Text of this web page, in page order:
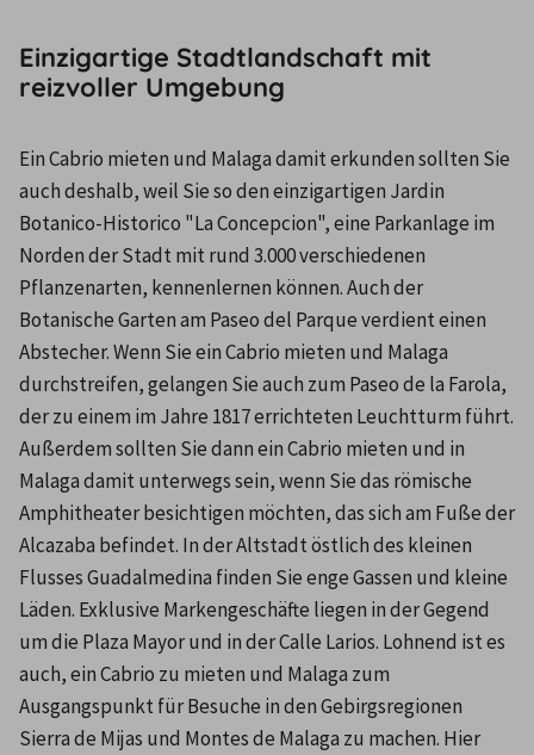
Einzigartige Stadtlandschaft mit
reizvoller Umgebung
Ein Cabrio mieten und Malaga damit erkunden sollten Sie
auch deshalb, weil Sie so den einzigartigen Jardin
Botanico-Historico "La Concepcion", eine Parkanlage im
Norden der Stadt mit rund 3.000 verschiedenen
Pflanzenarten, kennenlernen können. Auch der
Botanische Garten am Paseo del Parque verdient einen
Abstecher. Wenn Sie ein Cabrio mieten und Malaga
durchstreifen, gelangen Sie auch zum Paseo de la Farola,
der zu einem im Jahre 1817 errichteten Leuchtturm führt.
Außerdem sollten Sie dann ein Cabrio mieten und in
Malaga damit unterwegs sein, wenn Sie das römische
Amphitheater besichtigen möchten, das sich am Fuße der
Alcazaba befindet. In der Altstadt östlich des kleinen
Flusses Guadalmedina finden Sie enge Gassen und kleine
Läden. Exklusive Markengeschäfte liegen in der Gegend
um die Plaza Mayor und in der Calle Larios. Lohnend ist es
auch, ein Cabrio zu mieten und Malaga zum
Ausgangspunkt für Besuche in den Gebirgsregionen
Sierra de Mijas und Montes de Malaga zu machen. Hier